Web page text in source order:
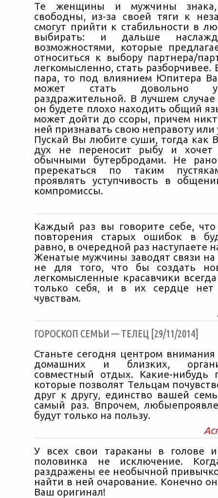
Те женщины и мужчины
свободны, из-за своей тяги к
смогут прийти к стабильности в
выбирать: и дальше
возможностями, которые
относиться к выбору партнера/
легкомысленно, стать разборчивее.
пара, то под влиянием Юпитера
может стать довольно
раздражительной. В лучшем
он будете плохо находить общий
может дойти до ссоры, причем
ней признавать свою неправоту или
Пускай Вы любите суши, тогда как
дух не переносит рыбу и хочет
обычными бутербродами. Не
пререкаться по таким
проявлять уступчивость в
компромиссы.
Каждый раз вы говорите себе,
повторения старых ошибок в
равно, в очередной раз наступаете
Женатые мужчины заводят связи на
не для того, что бы создать
легкомысленные красавчики
только себя, и в их сердце
чувствам.
ГОРОСКОП СЕМЬИ — ТЕЛЕЦ [29/11/2014]
Станьте сегодня центром
домашних и близких,
совместный отдых. Какие-нибудь
которые позволят Тельцам
друг к другу, единство вашей
самый раз. Впрочем,
будут только на пользу.
У всех свои тараканы в голове
половинка не исключение.
раздражены ее необычной
найти в ней очарование. Конечно
Ваш оригинал!